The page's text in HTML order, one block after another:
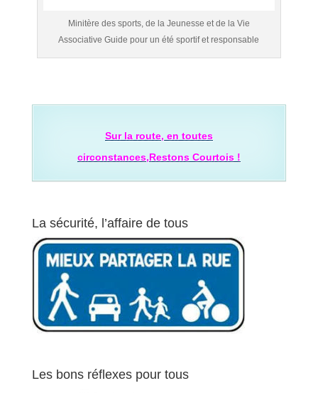
Minitère des sports, de la Jeunesse et de la Vie
Associative Guide pour un été sportif et responsable
Sur la route, en toutes
circonstances,Restons Courtois !
La sécurité, l’affaire de tous
Les bons réflexes pour tous